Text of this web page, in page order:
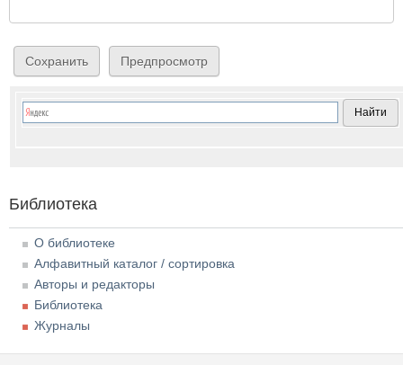
Библиотека
О библиотеке
Алфавитный каталог / сортировка
Авторы и редакторы
Библиотека
Журналы